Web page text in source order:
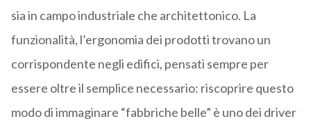
sia in campo industriale che architettonico. La
funzionalità, l’ergonomia dei prodotti trovano un
corrispondente negli edifici, pensati sempre per
essere oltre il semplice necessario: riscoprire questo
modo di immaginare “fabbriche belle” è uno dei driver